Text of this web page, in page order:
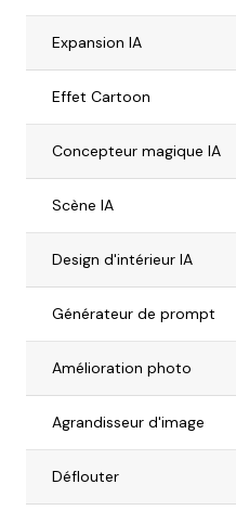
Expansion IA
Effet Cartoon
Concepteur magique IA
Scène IA
Design d'intérieur IA
Générateur de prompt
Amélioration photo
Agrandisseur d'image
Déflouter